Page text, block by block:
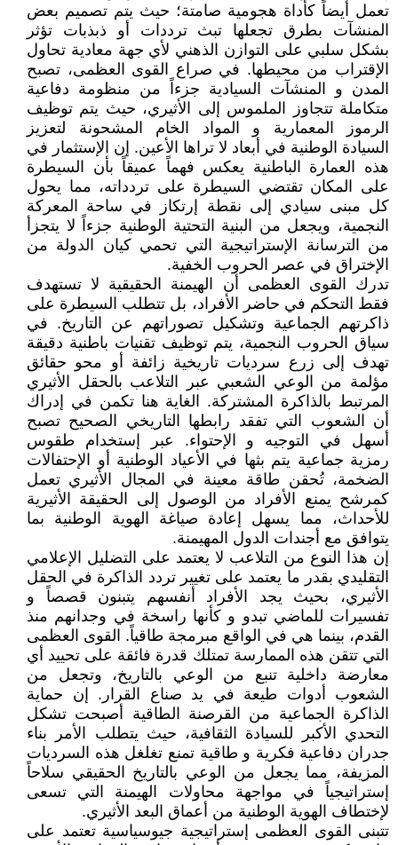
تعمل أيضاً كأداة هجومية صامتة؛ حيث يتم تصميم بعض
المنشآت بطرق تجعلها تبث ترددات أو ذبذبات تؤثر
بشكل سلبي على التوازن الذهني لأي جهة معادية تحاول
الإقتراب من محيطها. في صراع القوى العظمى، تصبح
المدن و المنشآت السيادية جزءاً من منظومة دفاعية
متكاملة تتجاوز الملموس إلى الأثيري، حيث يتم توظيف
الرموز المعمارية و المواد الخام المشحونة لتعزيز
السيادة الوطنية في أبعاد لا تراها الأعين. إن الإستثمار في
هذه العمارة الباطنية يعكس فهماً عميقاً بأن السيطرة
على المكان تقتضي السيطرة على تردداته، مما يحول
كل مبنى سيادي إلى نقطة إرتكاز في ساحة المعركة
النجمية، ويجعل من البنية التحتية الوطنية جزءاً لا يتجزأ
من الترسانة الإستراتيجية التي تحمي كيان الدولة من
الإختراق في عصر الحروب الخفية.
تدرك القوى العظمى أن الهيمنة الحقيقية لا تستهدف
فقط التحكم في حاضر الأفراد، بل تتطلب السيطرة على
ذاكرتهم الجماعية وتشكيل تصوراتهم عن التاريخ. في
سياق الحروب النجمية، يتم توظيف تقنيات باطنية دقيقة
تهدف إلى زرع سرديات تاريخية زائفة أو محو حقائق
مؤلمة من الوعي الشعبي عبر التلاعب بالحقل الأثيري
المرتبط بالذاكرة المشتركة. الغاية هنا تكمن في إدراك
أن الشعوب التي تفقد رابطها التاريخي الصحيح تصبح
أسهل في التوجيه و الإحتواء. عبر إستخدام طقوس
رمزية جماعية يتم بثها في الأعياد الوطنية أو الإحتفالات
الضخمة، تُحقن طاقة معينة في المجال الأثيري تعمل
كمرشح يمنع الأفراد من الوصول إلى الحقيقة الأثيرية
للأحداث، مما يسهل إعادة صياغة الهوية الوطنية بما
يتوافق مع أجندات الدول المهيمنة.
إن هذا النوع من التلاعب لا يعتمد على التضليل الإعلامي
التقليدي بقدر ما يعتمد على تغيير تردد الذاكرة في الحقل
الأثيري، بحيث يجد الأفراد أنفسهم يتبنون قصصاً و
تفسيرات للماضي تبدو و كأنها راسخة في وجدانهم منذ
القدم، بينما هي في الواقع مبرمجة طاقياً. القوى العظمى
التي تتقن هذه الممارسة تمتلك قدرة فائقة على تحييد أي
معارضة داخلية تنبع من الوعي بالتاريخ، وتجعل من
الشعوب أدوات طيعة في يد صناع القرار. إن حماية
الذاكرة الجماعية من القرصنة الطاقية أصبحت تشكل
التحدي الأكبر للسيادة الثقافية، حيث يتطلب الأمر بناء
جدران دفاعية فكرية و طاقية تمنع تغلغل هذه السرديات
المزيفة، مما يجعل من الوعي بالتاريخ الحقيقي سلاحاً
إستراتيجياً في مواجهة محاولات الهيمنة التي تسعى
لإختطاف الهوية الوطنية من أعماق البعد الأثيري.
تتبنى القوى العظمى إستراتيجية جيوسياسية تعتمد على